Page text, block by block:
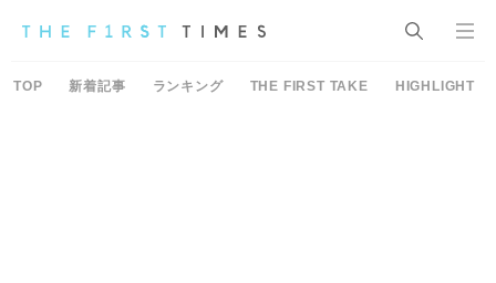
TOP 新着記事 ランキング THE FIRST TAKE HIGHLIGHT